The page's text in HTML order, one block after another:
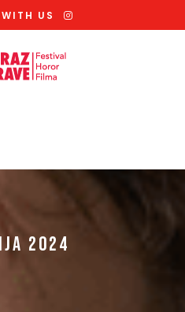
US
2024